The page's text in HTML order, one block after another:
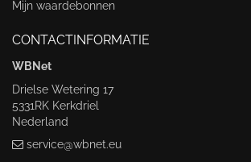
Mijn waardebonnen
CONTACTINFORMATIE
WBNet
Drielse Wetering 17
5331RK Kerkdriel
Nederland
service@wbnet.eu